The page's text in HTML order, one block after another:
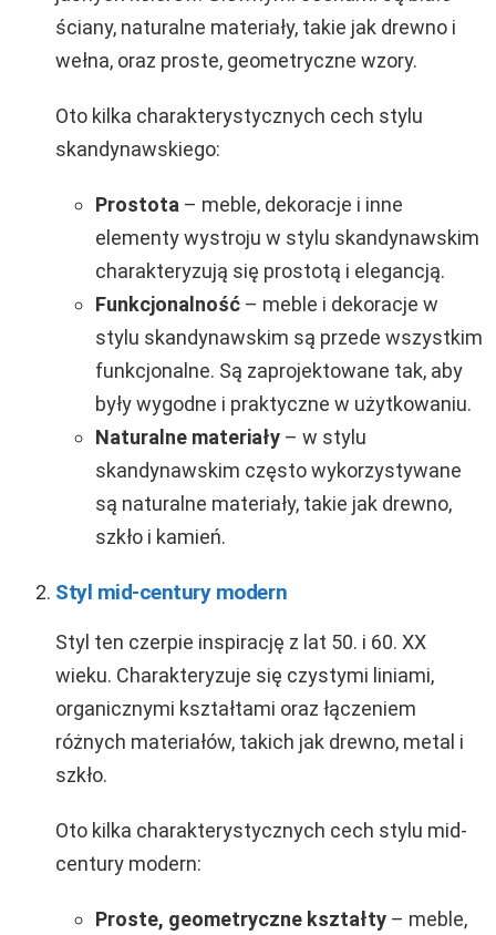
ściany, naturalne materiały, takie jak drewno i
wełna, oraz proste, geometryczne wzory.
Oto kilka charakterystycznych cech stylu
skandynawskiego:
Prostota – meble, dekoracje i inne
elementy wystroju w stylu skandynawskim
charakteryzują się prostotą i elegancją.
Funkcjonalność – meble i dekoracje w
stylu skandynawskim są przede wszystkim
funkcjonalne. Są zaprojektowane tak, aby
były wygodne i praktyczne w użytkowaniu.
Naturalne materiały – w stylu
skandynawskim często wykorzystywane
są naturalne materiały, takie jak drewno,
szkło i kamień.
Styl mid-century modern
Styl ten czerpie inspirację z lat 50. i 60. XX
wieku. Charakteryzuje się czystymi liniami,
organicznymi kształtami oraz łączeniem
różnych materiałów, takich jak drewno, metal i
szkło.
Oto kilka charakterystycznych cech stylu mid-
century modern:
Proste, geometryczne kształty – meble,